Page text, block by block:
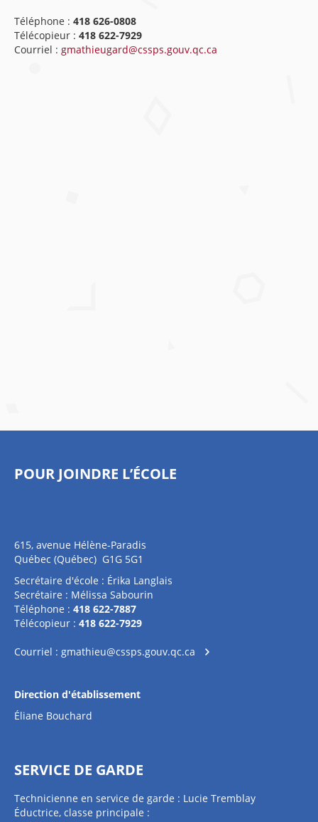
Téléphone : 418 626-0808
Télécopieur : 418 622-7929
Courriel : gmathieugard@cssps.gouv.qc.ca
POUR JOINDRE L’ÉCOLE
615, avenue Hélène-Paradis
Québec (Québec) G1G 5G1
Secrétaire d'école : Érika Langlais
Secrétaire : Mélissa Sabourin
Téléphone : 418 622-7887
Télécopieur : 418 622-7929
Courriel : gmathieu@cssps.gouv.qc.ca
Direction d'établissement
Éliane Bouchard
SERVICE DE GARDE
Technicienne en service de garde : Lucie Tremblay
Éductrice, classe principale :